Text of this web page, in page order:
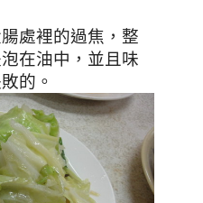
處裡的過焦，整
在油中，並且味
的。